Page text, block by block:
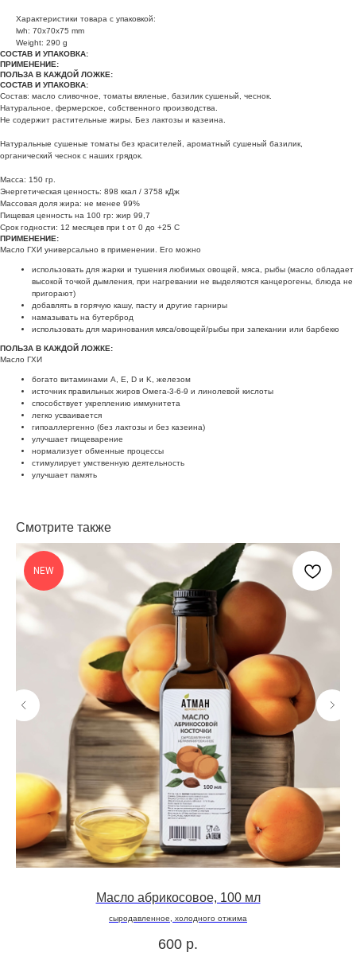
Характеристики товара с упаковкой:
lwh: 70x70x75 mm
Weight: 290 g
СОСТАВ И УПАКОВКА:
ПРИМЕНЕНИЕ:
ПОЛЬЗА В КАЖДОЙ ЛОЖКЕ:
СОСТАВ И УПАКОВКА:
Состав: масло сливочное, томаты вяленые, базилик сушеный, чеснок.
Натуральное, фермерское, собственного производства.
Не содержит растительные жиры. Без лактозы и казеина.
Натуральные сушеные томаты без красителей, ароматный сушеный базилик,
органический чеснок с наших грядок.
Масса: 150 гр.
Энергетическая ценность: 898 ккал / 3758 кДж
Массовая доля жира: не менее 99%
Пищевая ценность на 100 гр: жир 99,7
Срок годности: 12 месяцев при t от 0 до +25 С
ПРИМЕНЕНИЕ:
Масло ГХИ универсально в применении. Его можно
использовать для жарки и тушения любимых овощей, мяса, рыбы (масло обладает
высокой точкой дымления, при нагревании не выделяются канцерогены, блюда не
пригорают)
добавлять в горячую кашу, пасту и другие гарниры
намазывать на бутерброд
использовать для маринования мяса/овощей/рыбы при запекании или барбекю
ПОЛЬЗА В КАЖДОЙ ЛОЖКЕ:
Масло ГХИ
богато витаминами А, Е, D и K, железом
источник правильных жиров Омега-3-6-9 и линолевой кислоты
способствует укреплению иммунитета
легко усваивается
гипоаллергенно (без лактозы и без казеина)
улучшает пищеварение
нормализует обменные процессы
стимулирует умственную деятельность
улучшает память
Смотрите также
NEW
Масло абрикосовое, 100 мл
сыродавленное, холодного отжима
600 р.